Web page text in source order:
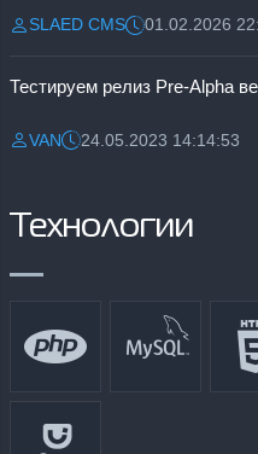
Разместил:
SLAED CMSДата:01.02.2026
Разместил:
VANДата:24.05.2023 14:14:53
Технологии